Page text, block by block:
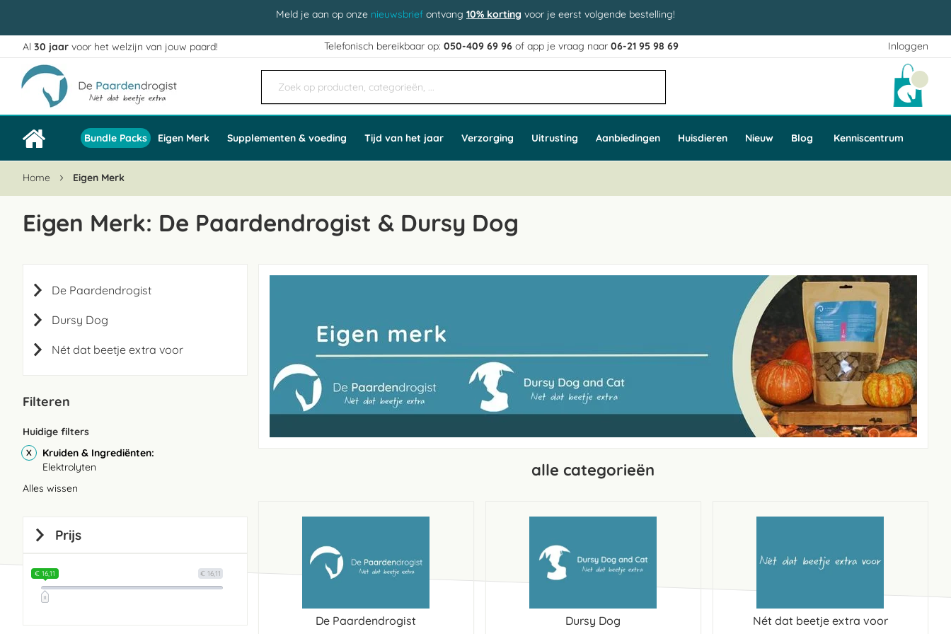
Meld je aan op onze nieuwsbrief ontvang 10% korting voor je eerst volgende bestelling!
Inloggen
Ga
naar
de
inhoud
Al 30 jaar voor het welzijn van jouw paard! Telefonisch bereikbaar op:050-409 69 96 of app je vraag naar06-21 95 98 69
Bundle Packs Eigen Merk Supplementen & voeding Tijd van het jaar Verzorging Uitrusting Aanbiedingen Huisdieren Nieuw Blog Kenniscentrum
Home Eigen Merk
Eigen Merk: De Paardendrogist & Dursy Dog
alle categorieën
De Paardendrogist Dursy Dog Nét dat beetje extra voor
De Paardendrogist
Dursy Dog
Nét dat beetje extra voor
Filteren
Huidige filters
Kruiden & Ingrediënten
Elektrolyten
Alles wissen
Prijs
€ 16,11
€ 16,11